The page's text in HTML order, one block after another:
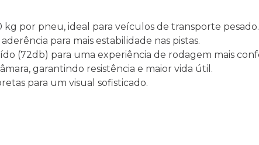
kg por pneu, ideal para veículos de transporte pesado.
para mais estabilidade nas pistas.
(72db) para uma experiência de rodagem mais
garantindo resistência e maior vida útil.
para um visual sofisticado.